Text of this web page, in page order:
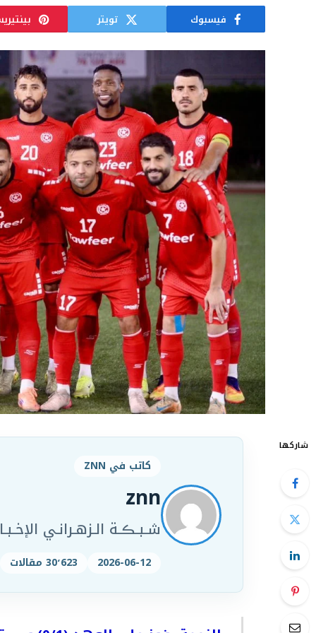
فيسبوك تويتر
شاركها
كاتب في ZNN
znn
شـبـڪـة الـزهـرانـي
2026-06-12 30٬623 مقالات